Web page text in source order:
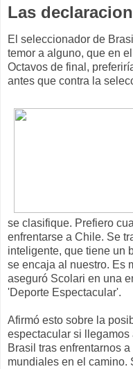
Las
El seleccionador de
temor a alguno, que en
Octavos de final,
antes que contra la
se clasifique. Prefiero
enfrentarse a Chile. Se
inteligente, que tiene un
se encaja al nuestro. Es
aseguró Scolari en una
'Deporte Espectacular'.
Afirmó esto sobre la
espectacular si
Brasil tras enfrentarnos
mundiales en el camino.